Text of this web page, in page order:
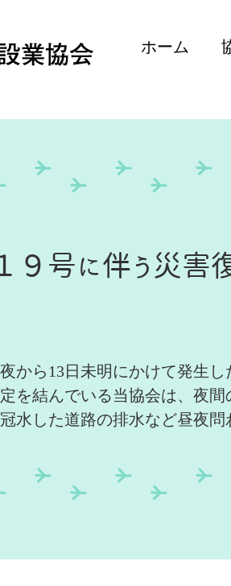
ホーム
９号に伴う災害
から13日未明にかけて発生し
を結んでいる当協会は、夜
水した道路の排水など昼夜問